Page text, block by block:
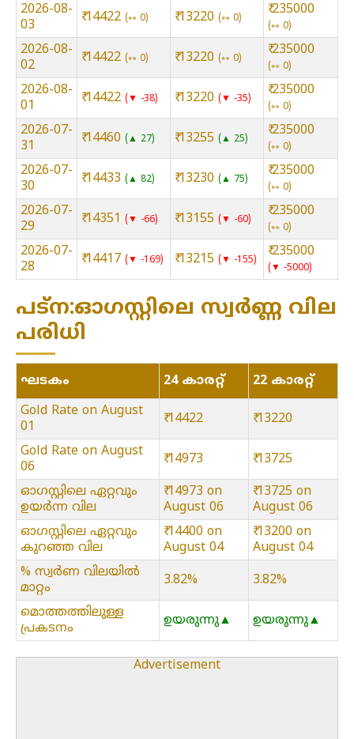
2026-08-
03
₹ 14422 ⇿ 0 ₹ 13220 ⇿ 0
₹ 235000
⇿ 0
2026-08-
02
₹ 14422 ⇿ 0 ₹ 13220 ⇿ 0
₹ 235000
⇿ 0
2026-08-
01
₹ 14422 ▼ -38 ₹ 13220 ▼ -35
₹ 235000
⇿ 0
2026-07-
31
₹ 14460 ▲ 27 ₹ 13255 ▲ 25
₹ 235000
⇿ 0
2026-07-
30
₹ 14433 ▲ 82 ₹ 13230 ▲ 75
₹ 235000
⇿ 0
2026-07-
29
₹ 14351 ▼ -66 ₹ 13155 ▼ -60
₹ 235000
⇿ 0
2026-07-
28
₹ 14417 ▼ -169 ₹ 13215 ▼ -155
₹ 235000
▼ -5000
പട്ന:ഓഗസ്റ്റിലെ സ്വർണ്ണ വില
പരിധി
ഘടകം 24 കാരറ്റ്
22 കാരറ്റ്
Gold Rate on August
01
₹ 14422 ₹ 13220
Gold Rate on August
06
₹ 14973 ₹ 13725
ഓഗസ്റ്റിലെ ഏറ്റവും
ഉയർന്ന വില
₹ 14973 on
August 06
₹ 13725 on
August 06
ഓഗസ്റ്റിലെ ഏറ്റവും
കുറഞ്ഞ വില
₹ 14400 on
August 04
₹ 13200 on
August 04
% സ്വർണ വിലയിൽ
മാറ്റം
3.82% 3.82%
മൊത്തത്തിലുള്ള
പ്രകടനം
ഉയരുന്നു▲ ഉയരുന്നു▲
Advertisement